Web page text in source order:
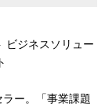
ビジネスソリュー
ー。「事業課題